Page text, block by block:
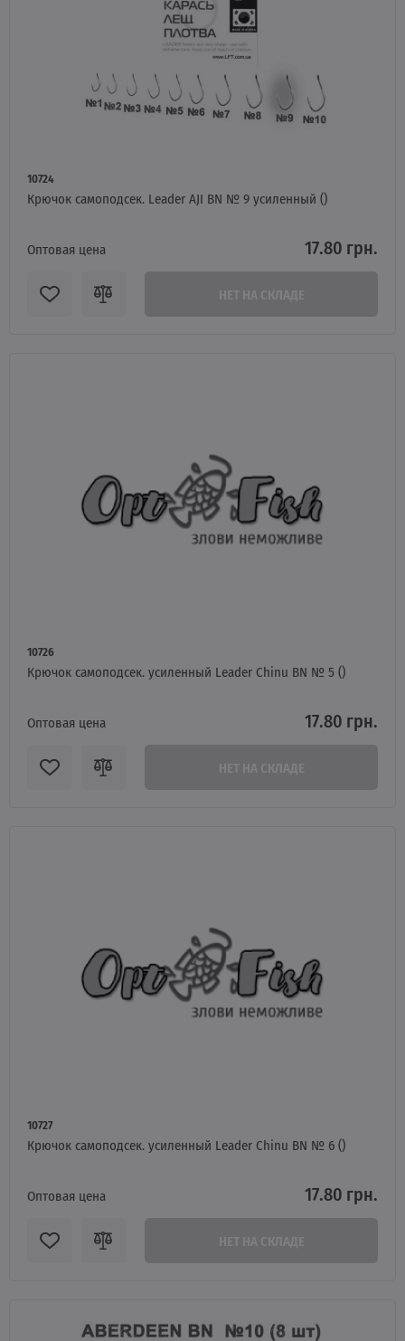
10724
Крючок самоподсек. Leader AJI BN № 9 усиленный ()
Оптовая цена 17.80 грн.
10726
Крючок самоподсек. усиленный Leader Chinu BN № 5 ()
Оптовая цена 17.80 грн.
10727
Крючок самоподсек. усиленный Leader Chinu BN № 6 ()
Оптовая цена 17.80 грн.